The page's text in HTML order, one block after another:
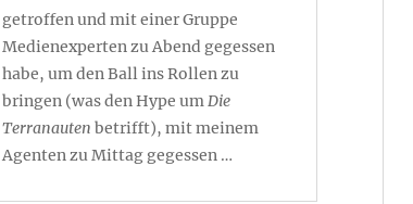
getroffen und mit einer Gruppe
Medienexperten zu Abend gegessen
habe, um den Ball ins Rollen zu
bringen (was den Hype umDie
Terranauten betrifft), mit meinem
Agenten zu Mittag gegessen …